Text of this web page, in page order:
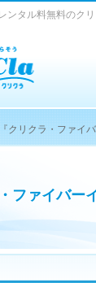
ファイバ
ンタル料無料のクリ
クリクラ・ファイ